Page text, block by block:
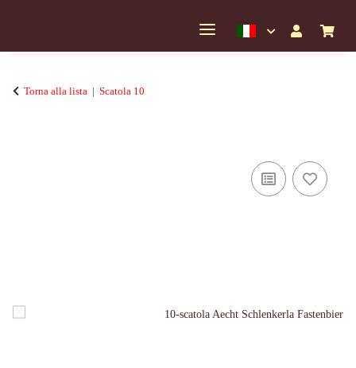
Torna alla lista Scatola 10